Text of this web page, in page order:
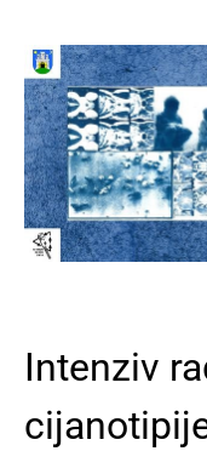
Intenziv